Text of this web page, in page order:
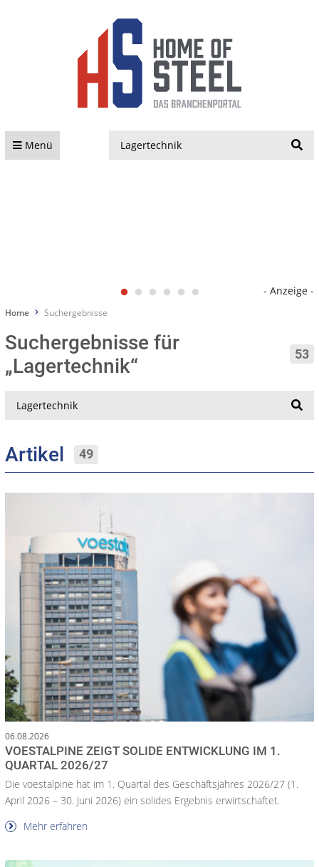
Menü
- Anzeige -
Home Suchergebnisse
Suchergebnisse für
„Lagertechnik“
53
Artikel 49
06.08.2026
VOESTALPINE ZEIGT SOLIDE ENTWICKLUNG IM 1.
QUARTAL 2026/27
Die voestalpine hat im 1. Quartal des Geschäftsjahres 2026/27 (1.
April 2026 – 30. Juni 2026) ein solides Ergebnis erwirtschaftet.
Mehr erfahren